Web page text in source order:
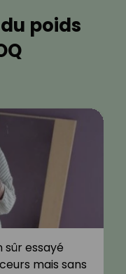
poids
sûr essayé
mais sans